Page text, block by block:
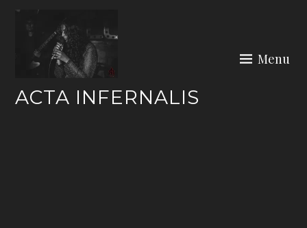
Skip
content
ACTA INFERNALIS
Menu